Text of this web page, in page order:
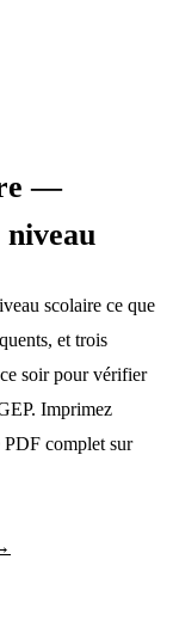
—
scolaire ce que
et trois
soir pour vérifier
Imprimez
PDF complet sur